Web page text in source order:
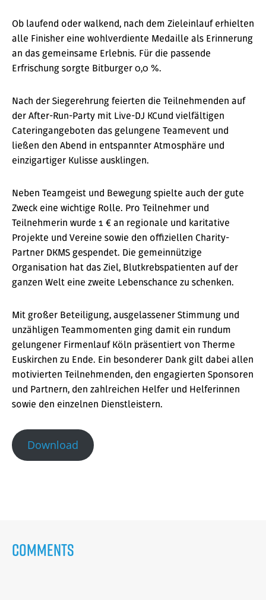
Ob laufend oder walkend, nach dem Zieleinlauf erhielten
alle Finisher eine wohlverdiente Medaille als Erinnerung
an das gemeinsame Erlebnis. Für die passende
Erfrischung sorgte Bitburger 0,0 %.
Nach der Siegerehrung feierten die Teilnehmenden auf
der After-Run-Party mit Live-DJ KCund vielfältigen
Cateringangeboten das gelungene Teamevent und
ließen den Abend in entspannter Atmosphäre und
einzigartiger Kulisse ausklingen.
Neben Teamgeist und Bewegung spielte auch der gute
Zweck eine wichtige Rolle. Pro Teilnehmer und
Teilnehmerin wurde 1 € an regionale und karitative
Projekte und Vereine sowie den offiziellen Charity-
Partner DKMS gespendet. Die gemeinnützige
Organisation hat das Ziel, Blutkrebspatienten auf der
ganzen Welt eine zweite Lebenschance zu schenken.
Mit großer Beteiligung, ausgelassener Stimmung und
unzähligen Teammomenten ging damit ein rundum
gelungener Firmenlauf Köln präsentiert von Therme
Euskirchen zu Ende. Ein besonderer Dank gilt dabei allen
motivierten Teilnehmenden, den engagierten Sponsoren
und Partnern, den zahlreichen Helfer und Helferinnen
sowie den einzelnen Dienstleistern.
Download
Comments